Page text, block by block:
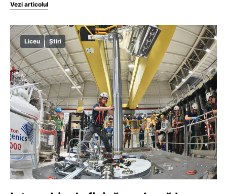
Vezi articolul
Liceu Știri